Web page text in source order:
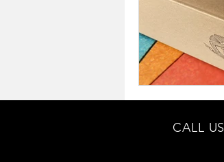
CALL US